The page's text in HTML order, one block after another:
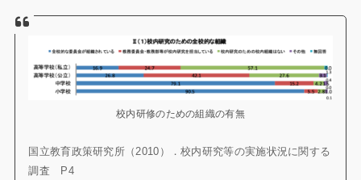
校内研修のための組織の有無
国立教育政策研究所（2010）．校内研究等の実施状況に関する
調査 P4